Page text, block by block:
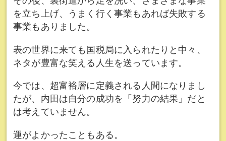
を立ち上げ、うまく行く事業もあれば失敗する
事業もありました。
表の世界に来ても国税局に入られたりと中々、
ネタが豊富な笑える人生を送っています。
今では、超富裕層に定義される人間になりまし
たが、内田は自分の成功を「努力の結果」だと
は考えていません。
運がよかったこともある。